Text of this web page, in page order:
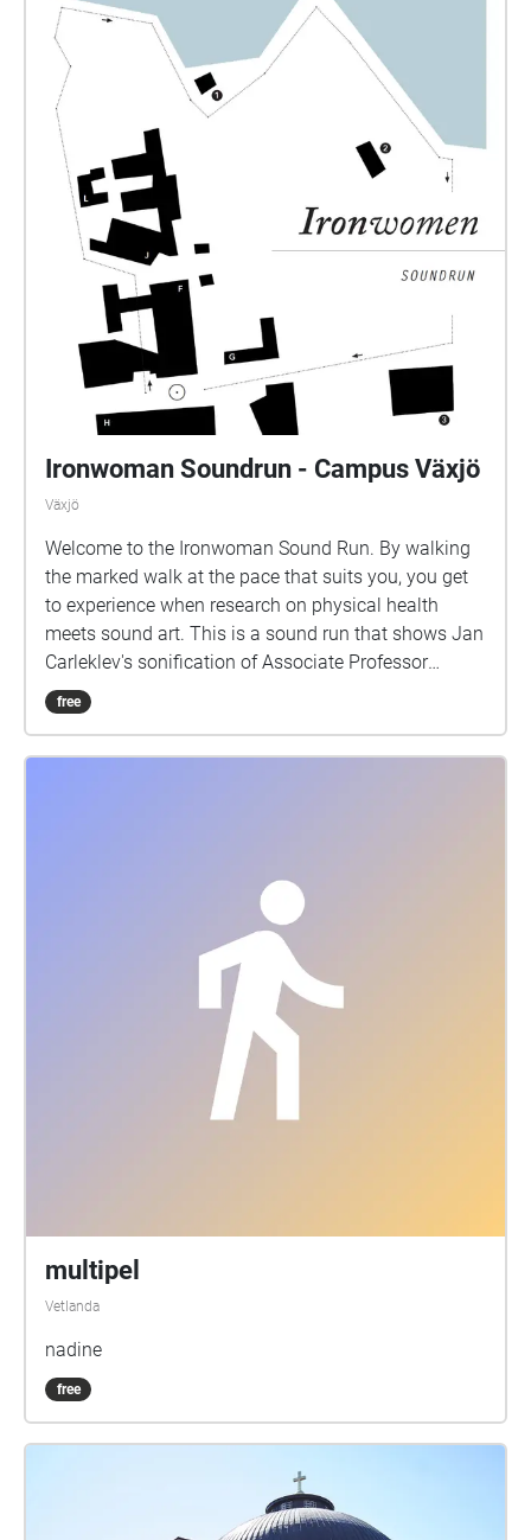
Ironwoman Soundrun - Campus Växjö
Växjö
Welcome to the Ironwoman Sound Run. By walking
the marked walk at the pace that suits you, you get
to experience when research on physical health
meets sound art. This is a sound run that shows Jan
Carleklev's sonification of Associate Professor
Patrick Bergma's research data.
free
multipel
Vetlanda
nadine
free